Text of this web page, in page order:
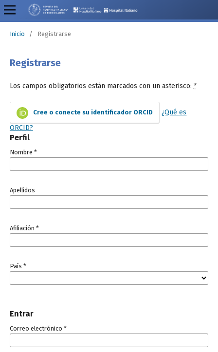
Inicio / Registrarse
Registrarse
Los campos obligatorios están marcados con un asterisco: *
Cree o conecte su identificador ORCID
¿Qué es
ORCID?
Perfil
Nombre *
Apellidos
Afiliación *
País *
Entrar
Correo electrónico *